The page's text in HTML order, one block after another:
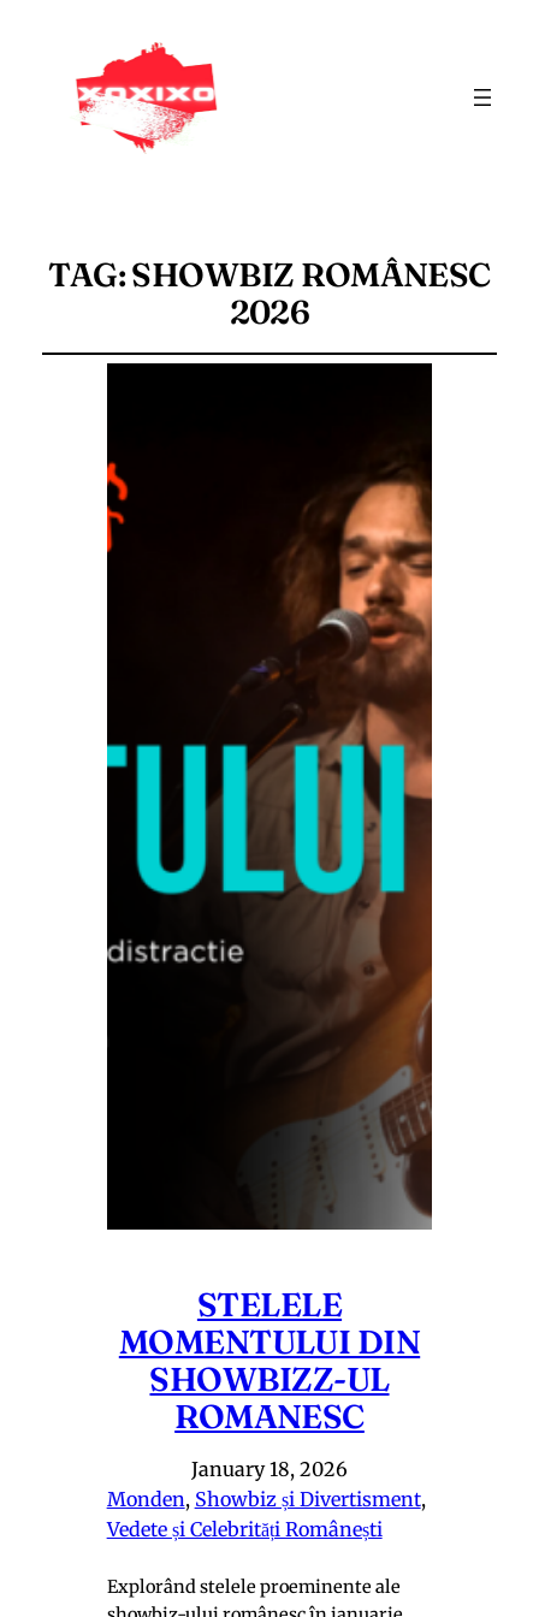
TAG:SHOWBIZ ROMÂNESC
2026
STELELE
MOMENTULUI DIN
SHOWBIZZ-UL
ROMANESC
January 18, 2026
Monden, Showbiz și Divertisment ,
Vedete și Celebrități Românești
Explorând stelele proeminente ale